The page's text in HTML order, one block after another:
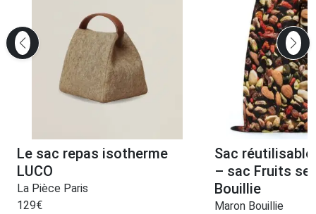
Le sac repas isotherme
LUCO
La Pièce Paris
129€
Sac
– sac Fruits
Bouillie
Maron Bouillie